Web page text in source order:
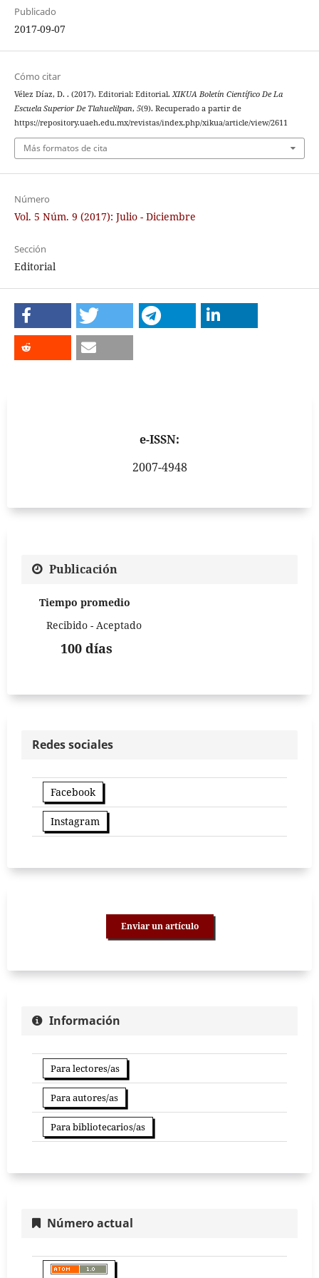
Publicado
2017-09-07
Cómo citar
Vélez Díaz, D. . (2017). Editorial: Editorial.XIKUA Boletín Científico De La
Escuela Superior De Tlahuelilpan, 5(9). Recuperado a partir de
https://repository.uaeh.edu.mx/revistas/index.php/xikua/article/view/2611
Más formatos de cita
Número
Vol. 5 Núm. 9 (2017): Julio - Diciembre
Sección
Editorial
e-ISSN:
2007-4948
Publicación
Tiempo promedio
Recibido - Aceptado
100 días
Redes sociales
Facebook
Instagram
Enviar un artículo
Información
Para lectores/as
Para autores/as
Para bibliotecarios/as
Número actual